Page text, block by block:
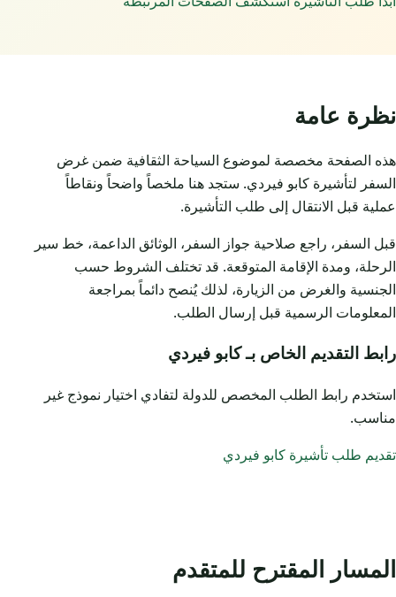
نظرة عامة
هذه الصفحة مخصصة لموضوع السياحة الثقافية ضمن غرض
السفر لتأشيرة كابو فيردي. ستجد هنا ملخصاً واضحاً ونقاطاً
عملية قبل الانتقال إلى طلب التأشيرة.
قبل السفر، راجع صلاحية جواز السفر، الوثائق الداعمة، خط سير
الرحلة، ومدة الإقامة المتوقعة. قد تختلف الشروط حسب
الجنسية والغرض من الزيارة، لذلك يُنصح دائماً بمراجعة
المعلومات الرسمية قبل إرسال الطلب.
رابط التقديم الخاص بـ كابو فيردي
استخدم رابط الطلب المخصص للدولة لتفادي اختيار نموذج غير
مناسب.
تقديم طلب تأشيرة كابو فيردي
المسار المقترح للمتقدم